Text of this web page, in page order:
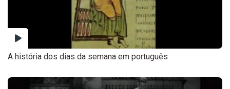
A história dos dias da semana em português